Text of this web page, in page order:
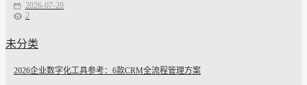
2026-07-20
2
未分类
2026企业数字化工具参考：6款CRM全流程管理方案